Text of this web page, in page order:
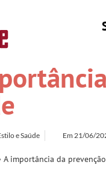
e Saúde Em 21/06/
A importância da